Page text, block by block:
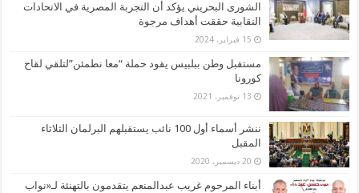
الشورى البحريني يؤكد أن التجربة المصرية في الاتحادات
النقابية حققت أهداف مرجوة
15 فبراير، 2024
مستقبل وطن ببلبيس يقود حملة “معا نطمئن”لتلقي لقاح
كورونا
13 نوفمبر، 2021
ننشر أسماء أول 100 نائب يستقبلهم البرلمان الثلاثاء
المقبل
20 ديسمبر، 2020
أبناء المرحوم غريب عبدالمنعم يتقدمون بالتهنئة لـ«نواب